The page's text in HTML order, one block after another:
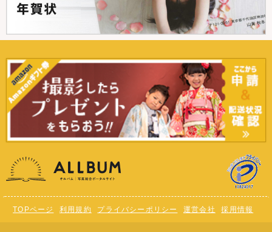
TOPページ 利用規約 プライバシーポリシー 運営会社 採用情報